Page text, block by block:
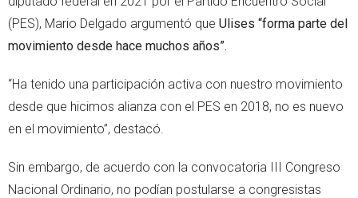
(PES), Mario Delgado argumentó que Ulises “forma parte del
movimiento desde hace muchos años”.
“Ha tenido una participación activa con nuestro movimiento
desde que hicimos alianza con el PES en 2018, no es nuevo
en el movimiento”, destacó.
Sin embargo, de acuerdo con la convocatoria III Congreso
Nacional Ordinario, no podían postularse a congresistas